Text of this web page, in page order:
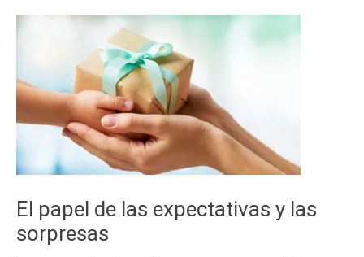
El papel de las expectativas y las
sorpresas